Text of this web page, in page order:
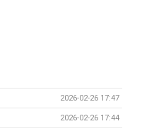
2026-02-26 17:47
2026-02-26 17:44